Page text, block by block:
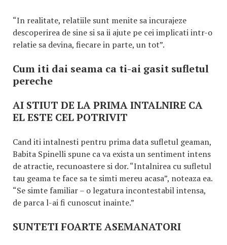
“In realitate, relatiile sunt menite sa incurajeze
descoperirea de sine si sa ii ajute pe cei implicati intr-o
relatie sa devina, fiecare in parte, un tot”.
Cum iti dai seama ca ti-ai gasit sufletul
pereche
AI STIUT DE LA PRIMA INTALNIRE CA
EL ESTE CEL POTRIVIT
Cand iti intalnesti pentru prima data sufletul geaman,
Babita Spinelli spune ca va exista un sentiment intens
de atractie, recunoastere si dor. “Intalnirea cu sufletul
tau geama te face sa te simti mereu acasa”, noteaza ea.
“Se simte familiar – o legatura incontestabil intensa,
de parca l-ai fi cunoscut inainte.”
SUNTETI FOARTE ASEMANATORI